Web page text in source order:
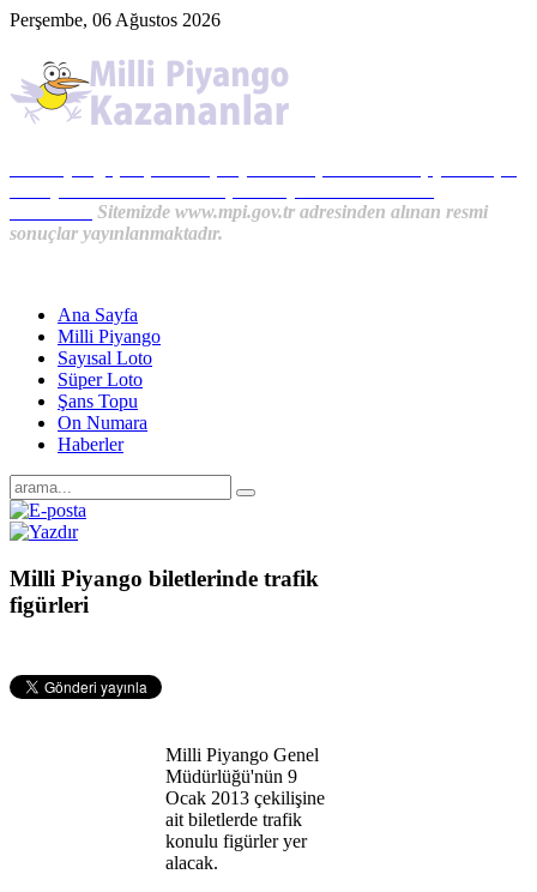
Perşembe, 06 Ağustos 2026
Sitemizde www.mpi.gov.tr adresinden alınan resmi
sonuçlar yayınlanmaktadır.
Ana Sayfa
Milli Piyango
Sayısal Loto
Süper Loto
Şans Topu
On Numara
Haberler
Milli Piyango biletlerinde trafik
figürleri
Milli Piyango Genel
Müdürlüğü'nün 9
Ocak 2013 çekilişine
ait biletlerde trafik
konulu figürler yer
alacak.